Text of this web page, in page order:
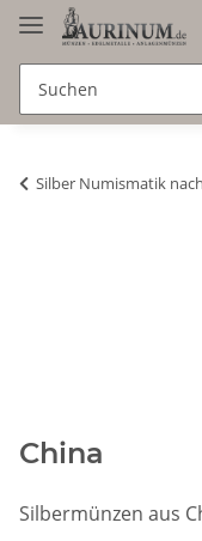
Silber Numismatik
China
Silbermünzen aus